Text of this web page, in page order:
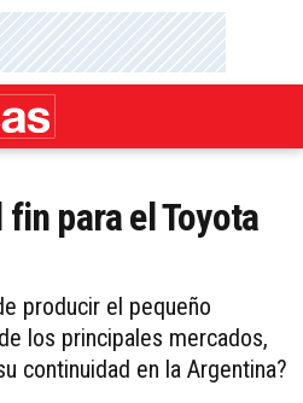
para el Toyota
producir el pequeño
los principales mercados,
continuidad en la Argentina?